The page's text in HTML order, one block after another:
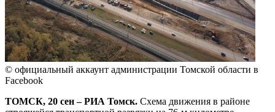
© официальный аккаунт администрации Томской области в
Facebook
ТОМСК, 20 сен – РИА Томск. Схема движения в районе